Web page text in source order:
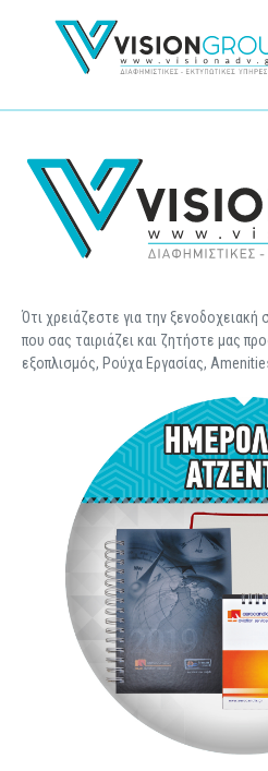
Ότι χρειάζεστε για την
που σας ταιριάζει και ζητήστε μας
εξοπλισμός, Ρούχα Εργασίας,